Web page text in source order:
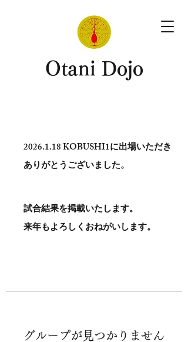
​Otani Dojo
2026.1.18KOBUSHI1に出場いただき
ありがとう​ございました。
試合結果を掲載いたします。
​来年もよろしくおねがいします。
グループが見つかりません